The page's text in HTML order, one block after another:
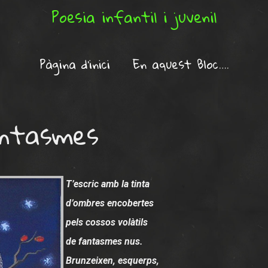
Poesia infantil i juvenil
Pàgina d'inici En aquest Bloc….
T’escric amb la tinta
d’ombres encobertes
pels cossos volàtils
de fantasmes nus.
Brunzeixen, esquerps,